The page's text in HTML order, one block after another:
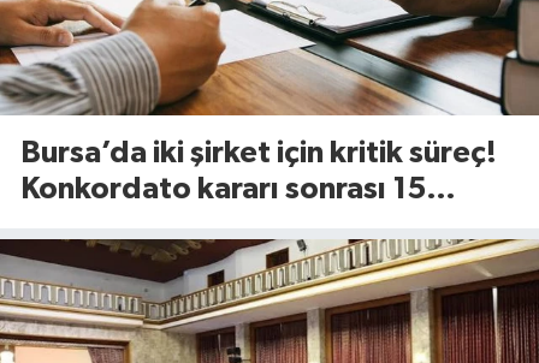
Bursa’da iki şirket için kritik süreç!
Konkordato kararı sonrası 15